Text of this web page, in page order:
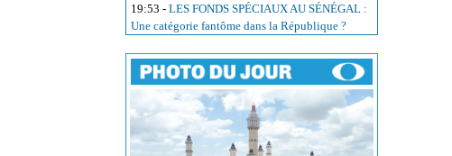
19:53 - LES FONDS SPÉCIAUX AU SÉNÉGAL :
Une catégorie fantôme dans la République ?